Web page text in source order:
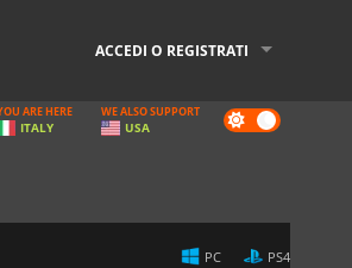
ACCEDI O REGISTRATI
Dark
mode
ARE HERE
ITALY
WE ALSO SUPPORT
USA
PC PS4